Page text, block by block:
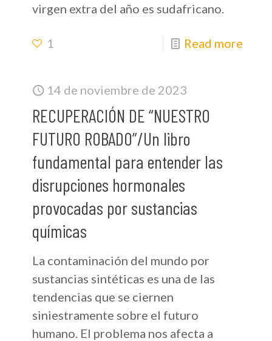
virgen extra del año es sudafricano.
1 Read more
14 de noviembre de 2023
RECUPERACIÓN DE “NUESTRO
FUTURO ROBADO”/Un libro
fundamental para entender las
disrupciones hormonales
provocadas por sustancias
químicas
La contaminación del mundo por
sustancias sintéticas es una de las
tendencias que se ciernen
siniestramente sobre el futuro
humano. El problema nos afecta a